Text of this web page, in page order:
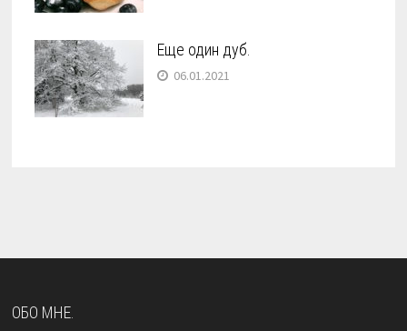
Еще один дуб.
06.01.2021
ОБО МНЕ.